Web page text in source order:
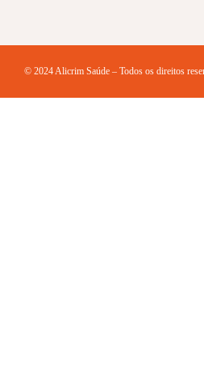
© 2024 Alicrim Saúde – Todos os direitos